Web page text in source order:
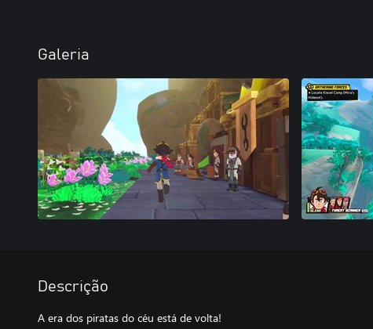
Galeria
Descrição
A era dos piratas do céu está de volta!